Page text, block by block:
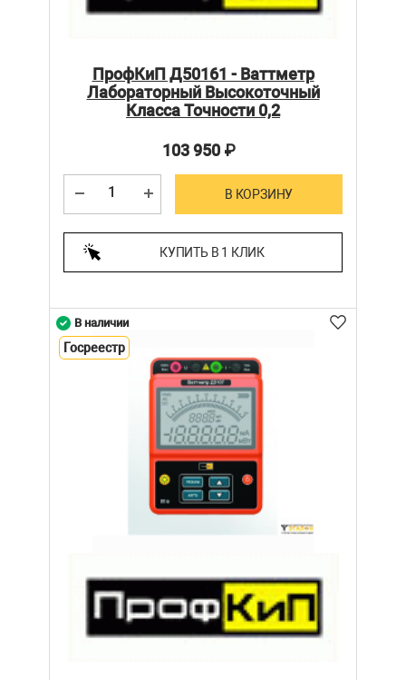
ПрофКиП Д50161 - Ваттметр
Лабораторный Высокоточный
Класса Точности 0,2
103 950₽
В КОРЗИНУ
КУПИТЬ В 1 КЛИК
В наличии
Госреестр